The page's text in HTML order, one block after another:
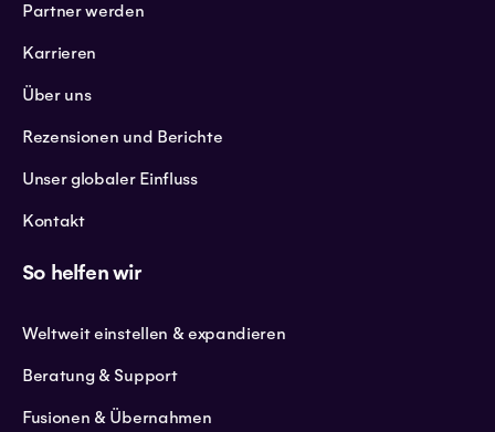
Partner werden
Karrieren
Über uns
Rezensionen und Berichte
Unser globaler Einfluss
Kontakt
So helfen wir
Weltweit einstellen & expandieren
Beratung & Support
Fusionen & Übernahmen